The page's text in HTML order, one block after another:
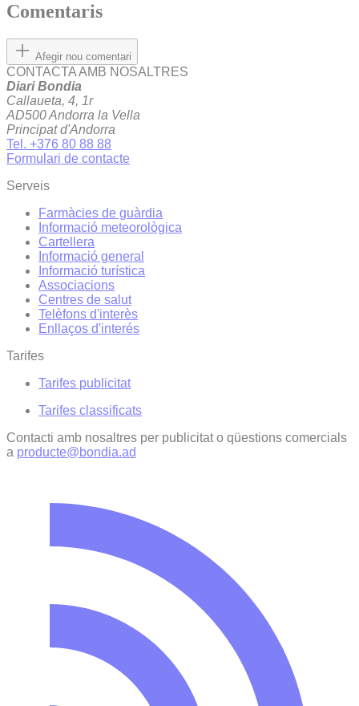
Comentaris
Afegir nou comentari
CONTACTA AMB NOSALTRES
Diari Bondia
Callaueta, 4, 1r
AD500 Andorra la Vella
Principat d'Andorra
Tel. +376 80 88 88
Formulari de contacte
Serveis
Farmàcies de guàrdia
Informació meteorològica
Cartellera
Informació general
Informació turística
Associacions
Centres de salut
Telèfons d'interès
Enllaços d'interés
Tarifes
Tarifes publicitat
Tarifes classificats
Contacti amb nosaltres per publicitat o qüestions comercials
a producte@bondia.ad